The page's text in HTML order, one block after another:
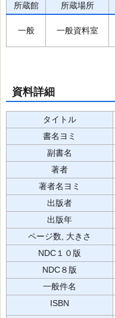
所蔵館 所蔵場所
一般 一般資料室
資料詳細
タイトル
書名ヨミ
副書名
著者
著者名ヨミ
出版者
出版年
ページ数, 大きさ
NDC１０版
NDC８版
一般件名
ISBN